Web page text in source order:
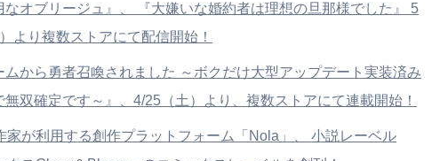
なオブリージュ』、 『大嫌いな婚約者は理想の旦那様でした』 5
より複数ストアにて配信開始！
ムから勇者召喚されました ～ボクだけ大型アップデート実装済み
無双確定です～』、4/25（土）より、複数ストアにて連載開始！
家が利用する創作プラットフォーム「Nola」、 小説レーベル